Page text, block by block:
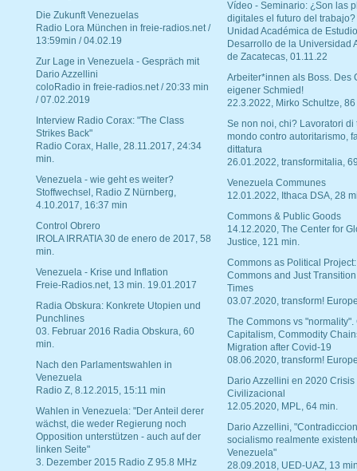
Die Zukunft Venezuelas
Radio Lora München in freie-radios.net /
13:59min / 04.02.19
Zur Lage in Venezuela - Gespräch mit
Dario Azzellini
coloRadio in freie-radios.net / 20:33 min
/ 07.02.2019
Interview Radio Corax: "The Class
Strikes Back"
Radio Corax, Halle, 28.11.2017, 24:34
min.
Venezuela - wie geht es weiter?
Stoffwechsel, Radio Z Nürnberg,
4.10.2017, 16:37 min
Control Obrero
IROLA IRRATIA 30 de enero de 2017, 58
min.
Venezuela - Krise und Inflation
Freie-Radios.net, 13 min. 19.01.2017
Radia Obskura: Konkrete Utopien und
Punchlines
03. Februar 2016 Radia Obskura, 60
min.
Nach den Parlamentswahlen in
Venezuela
Radio Z, 8.12.2015, 15:11 min
Wahlen in Venezuela: "Der Anteil derer
wächst, die weder Regierung noch
Opposition unterstützen - auch auf der
linken Seite"
3. Dezember 2015 Radio Z 95.8 MHz
Vídeo - Seminario: ¿Son las
digitales el futuro del trabajo?
Unidad Académica de
Desarrollo de la Universidad
de Zacatecas, 01.11.22
Arbeiter*innen als Boss. Des
eigener Schmied!
22.3.2022, Mirko Schultze, 86
Se non noi, chi? Lavoratori di
mondo contro autoritarismo,
dittatura
26.01.2022, transformitalia,
Venezuela Communes
12.01.2022, Ithaca DSA, 28
Commons & Public Goods
14.12.2020, The Center for
Justice, 121 min.
Commons as Political Project:
Commons and Just
Times
03.07.2020, transform!
The Commons vs "normality".
Capitalism, Commodity
Migration after Covid-19
08.06.2020, transform!
Dario Azzellini en 2020 Crisis
Civilizacional
12.05.2020, MPL, 64 min.
Dario Azzellini,
socialismo realmente
Venezuela"
28.09.2018, UED-UAZ, 13